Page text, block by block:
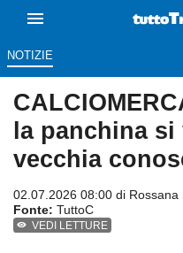
NOTIZIE
la panchina si
vecchia
02.07.2026 08:00 di Rossana
Fonte: TuttoC
VEDI LETTURE